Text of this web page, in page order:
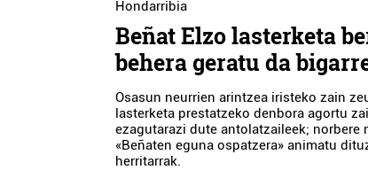
Hondarribia
Beñat Elzo lasterketa
behera geratu da
Osasun neurrien arintzea iristeko zain
lasterketa prestatzeko denbora agortu
ezagutarazi dute antolatzaileek; norbere
«Beñaten eguna ospatzera» animatu
herritarrak.